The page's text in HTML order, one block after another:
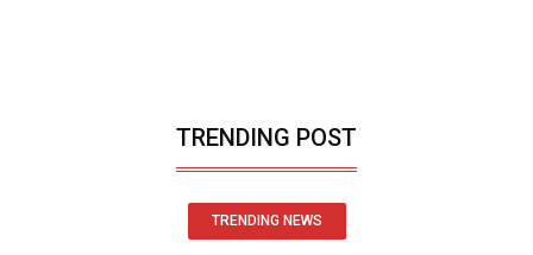
TRENDING POST
TRENDING NEWS